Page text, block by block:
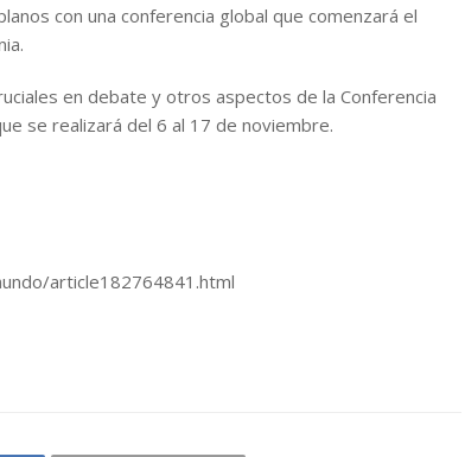
con una conferencia global que comenzará el
en debate y otros aspectos de la Conferencia
se realizará del 6 al 17 de noviembre.
article182764841.html